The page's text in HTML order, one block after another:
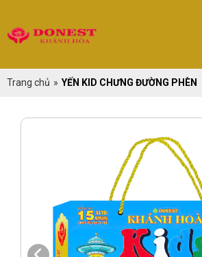
Trang chủ » YẾN KID CHƯNG ĐƯỜNG PHÈN